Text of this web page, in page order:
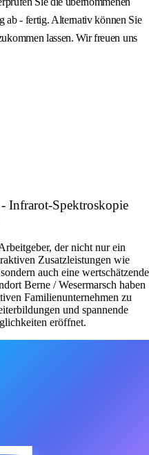
ab - fertig. Alternativ können Sie
lassen. Wir freuen uns
Infrarot-Spektroskopie
der nicht nur ein
Zusatzleistungen wie
auch eine wertschätzende
Berne / Wesermarsch haben
Familienunternehmen zu
und spannende
eröffnet.